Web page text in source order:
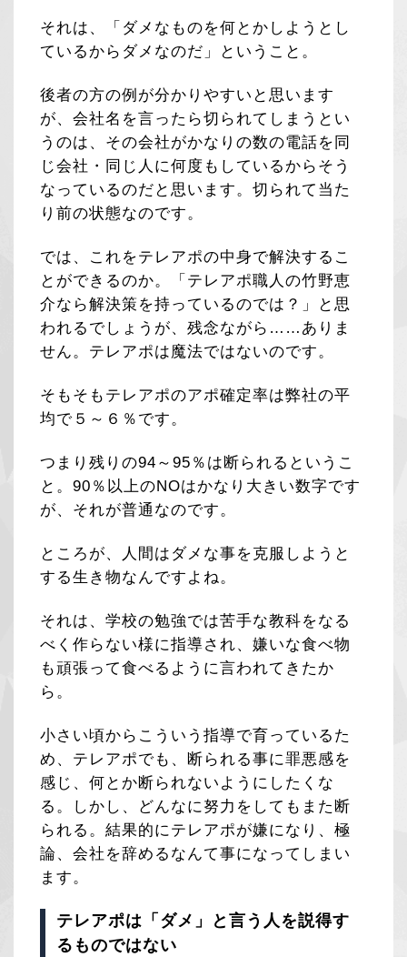
それは、「ダメなものを何とかしようとし
ているからダメなのだ」ということ。
後者の方の例が分かりやすいと思います
が、会社名を言ったら切られてしまうとい
うのは、その会社がかなりの数の電話を同
じ会社・同じ人に何度もしているからそう
なっているのだと思います。切られて当た
り前の状態なのです。
では、これをテレアポの中身で解決するこ
とができるのか。「テレアポ職人の竹野恵
介なら解決策を持っているのでは？」と思
われるでしょうが、残念ながら……ありま
せん。テレアポは魔法ではないのです。
そもそもテレアポのアポ確定率は弊社の平
均で５～６％です。
つまり残りの94～95％は断られるというこ
と。90％以上のNOはかなり大きい数字です
が、それが普通なのです。
ところが、人間はダメな事を克服しようと
する生き物なんですよね。
それは、学校の勉強では苦手な教科をなる
べく作らない様に指導され、嫌いな食べ物
も頑張って食べるように言われてきたか
ら。
小さい頃からこういう指導で育っているた
め、テレアポでも、断られる事に罪悪感を
感じ、何とか断られないようにしたくな
る。しかし、どんなに努力をしてもまた断
られる。結果的にテレアポが嫌になり、極
論、会社を辞めるなんて事になってしまい
ます。
テレアポは「ダメ」と言う人を説得す
るものではない